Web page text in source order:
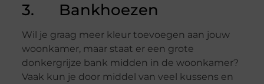
3. Bankhoezen
Wil je graag meer kleur toevoegen aan jouw
woonkamer, maar staat er een grote
donkergrijze bank midden in de woonkamer?
Vaak kun je door middel van veel kussens en